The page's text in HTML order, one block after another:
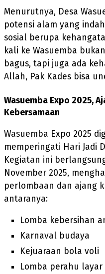
Menurutnya, Desa
potensi alam yang
sosial berupa
kali ke Wasuemba
bagus, tapi juga ada
Allah, Pak Kades bisa
Wasuemba Expo 2025,
Kebersamaan
Wasuemba Expo 2025
memperingati Hari Jadi
Kegiatan ini
November 2025,
perlombaan dan ajang
antaranya:
Lomba kebersihan
Karnaval budaya
Kejuaraan bola voli
Lomba perahu layar